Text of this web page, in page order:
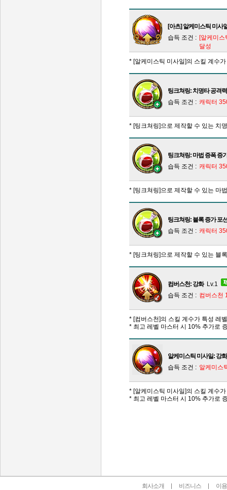
[아츠] 알케미스틱 미사
습득 조건 : [알케미
달성
* [알케미스틱 미사일]의 스킬 계수
팅크쳐링: 치명타 공격
습득 조건 : 캐릭터
* [팅크쳐링]으로 제작할 수 있는 치
팅크쳐링: 마법 증폭 증
습득 조건 : 캐릭터
* [팅크쳐링]으로 제작할 수 있는 마
팅크쳐링: 블록 증가 포
습득 조건 : 캐릭터
* [팅크쳐링]으로 제작할 수 있는 블
컴버스천: 강화 Lv.1
습득 조건 : 컴버스천
* [컴버스천]의 스킬 계수가 특성 레
* 최고 레벨 마스터 시 10% 추가로
알케미스틱 미사일: 강화
습득 조건 : 알케미스
* [알케미스틱 미사일]의 스킬 계수
* 최고 레벨 마스터 시 10% 추가로
회사소개 비즈니스 이